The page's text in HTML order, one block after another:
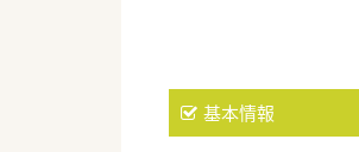
基本情報